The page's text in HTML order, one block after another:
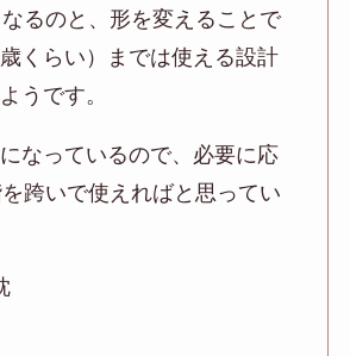
るのと、形を変えることで
くらい）までは使える設計
うです。
なっているので、必要に応
跨いで使えればと思ってい